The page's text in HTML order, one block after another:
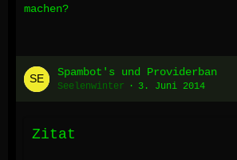
machen?
Spambot's und Providerban
Seelenwinter 3. Juni 2014
Zitat